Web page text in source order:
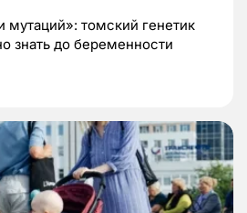
томский генетик
знать до беременности